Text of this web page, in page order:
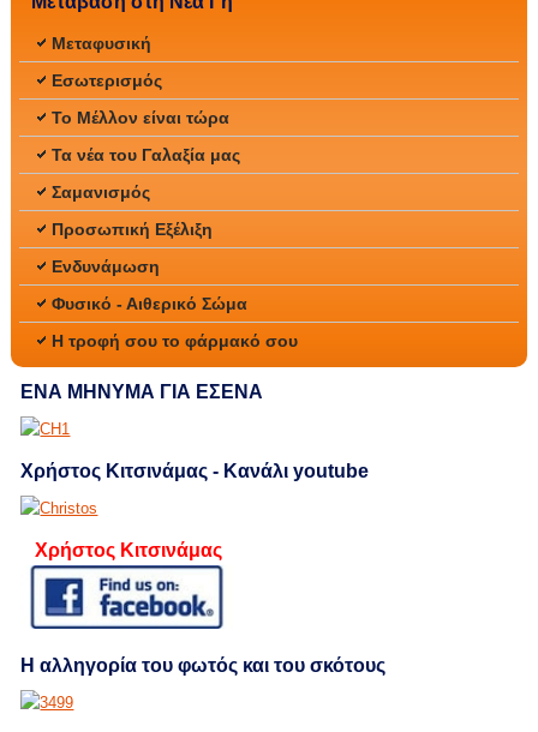
Μεταφυσική
Εσωτερισμός
Το Μέλλον είναι τώρα
Τα νέα του Γαλαξία μας
Σαμανισμός
Προσωπική Εξέλιξη
Ενδυνάμωση
Φυσικό - Αιθερικό Σώμα
Η τροφή σου το φάρμακό σου
ΕΝΑ ΜΗΝΥΜΑ ΓΙΑ ΕΣΕΝΑ
Χρήστος Κιτσινάμας - Κανάλι youtube
Χρήστος Κιτσινάμας
Η αλληγορία του φωτός και του σκότους